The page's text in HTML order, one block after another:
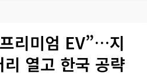
리미엄 EV”…지
열고 한국 공략